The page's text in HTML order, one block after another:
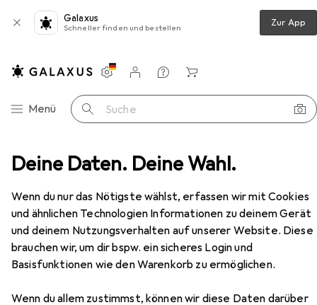
Deine Daten. Deine Wahl.
Wenn du nur das Nötigste wählst, erfassen wir mit Cookies
und ähnlichen Technologien Informationen zu deinem Gerät
und deinem Nutzungsverhalten auf unserer Website. Diese
brauchen wir, um dir bspw. ein sicheres Login und
Basisfunktionen wie den Warenkorb zu ermöglichen.
Wenn du allem zustimmst, können wir diese Daten darüber
Galaxus
Schneller finden und bestellen Zur App
Navigation nach Kategorien
Menü Suche
Einstellungen
Kundenkonto
Vergleichslisten
Merklisten
Warenkorb
Selle San Marco SHORTFIT Superleggera Wide, 2022
Selle San MarcoSHORTFIT
Superleggera Wide, 2022
Zubehör für Selle San Marco